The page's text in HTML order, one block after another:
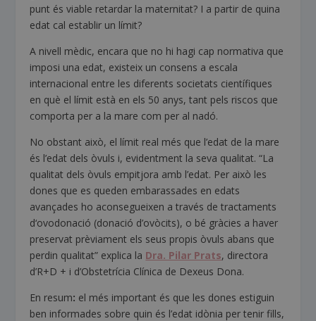
punt és viable retardar la maternitat? I a partir de quina
edat cal establir un límit?
A nivell mèdic, encara que no hi hagi cap normativa que
imposi una edat, existeix un consens a escala
internacional entre les diferents societats científiques
en què el límit està en els 50 anys, tant pels riscos que
comporta per a la mare com per al nadó.
No obstant això, el límit real més que l’edat de la mare
és l’edat dels òvuls i, evidentment la seva qualitat. “La
qualitat dels òvuls empitjora amb l’edat. Per això les
dones que es queden embarassades en edats
avançades ho aconsegueixen a través de tractaments
d‘ovodonació (donació d’ovòcits), o bé gràcies a haver
preservat prèviament els seus propis òvuls abans que
perdin qualitat” explica la Dra. Pilar Prats, directora
d’R+D + i d’Obstetrícia Clínica de Dexeus Dona.
En resum: el més important és que les dones estiguin
ben informades sobre quin és l’edat idònia per tenir fills,